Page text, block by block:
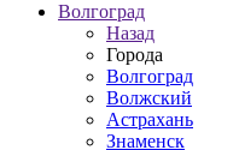
Волгоград
Назад
Города
Волгоград
Волжский
Астрахань
Знаменск